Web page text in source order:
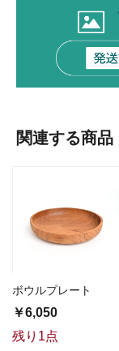
関連する商品
ボウルプレート
￥6,050
残り1点